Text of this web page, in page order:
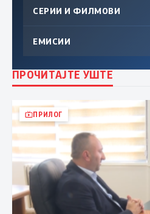
СЕРИИ И ФИЛМОВИ
ЕМИСИИ
ПРОЧИТАЈТЕ УШТЕ
ПРИЛОГ